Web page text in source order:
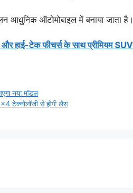
आधुनिक ऑटोमोबाइल में बनाया जाता है।
हाई-टेक फीचर्स के साथ प्रीमियम SUV
नया मॉडल
टेक्नोलॉजी से होगी लैस